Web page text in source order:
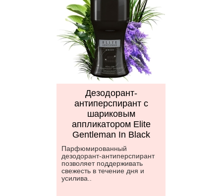
Дезодорант-
антиперспирант с
шариковым
аппликатором Elite
Gentleman In Black
Парфюмированный
дезодорант-антиперспирант
позволяет поддерживать
свежесть в течение дня и
усилива..